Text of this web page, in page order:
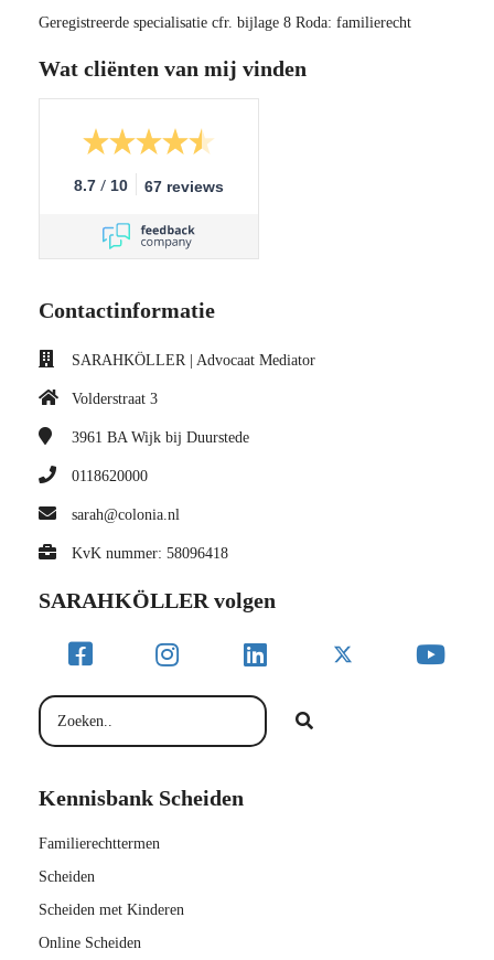
Geregistreerde specialisatie cfr. bijlage 8 Roda: familierecht
Wat cliënten van mij vinden
8.7 / 10 67 reviews
Contactinformatie
SARAHKÖLLER | Advocaat Mediator
Volderstraat 3
3961 BA Wijk bij Duurstede
0118620000
sarah@colonia.nl
KvK nummer: 58096418
SARAHKÖLLER volgen
Kennisbank Scheiden
Familierechttermen
Scheiden
Scheiden met Kinderen
Online Scheiden